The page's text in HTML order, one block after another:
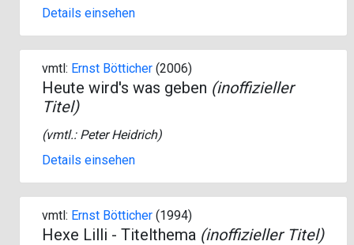
Details einsehen
vmtl: Ernst Bötticher (2006)
Heute wird's was geben (inoffizieller
Titel)
(vmtl.: Peter Heidrich)
Details einsehen
vmtl: Ernst Bötticher (1994)
Hexe Lilli - Titelthema (inoffizieller Titel)